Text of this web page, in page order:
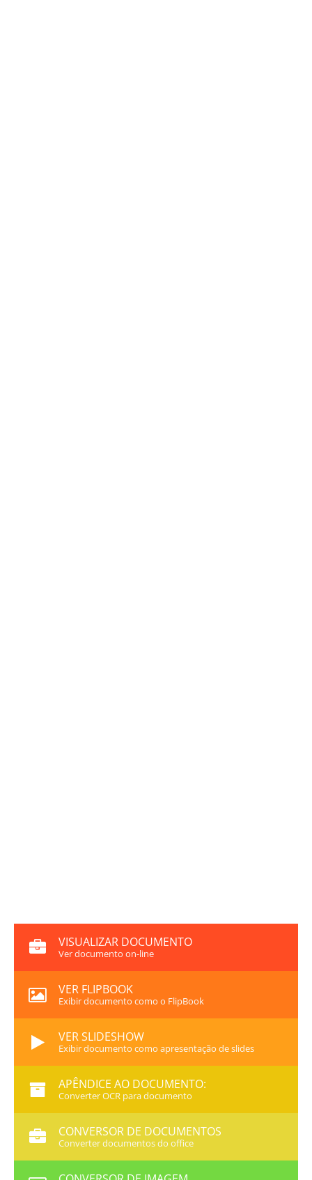
VISUALIZAR DOCUMENTO
Ver documento on-line
VER FLIPBOOK
Exibir documento como o FlipBook
VER SLIDESHOW
Exibir documento como apresentação de slides
APÊNDICE AO DOCUMENTO:
Converter OCR para documento
CONVERSOR DE DOCUMENTOS
Converter documentos do office